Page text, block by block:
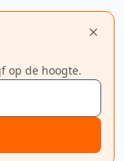
op de hoogte.